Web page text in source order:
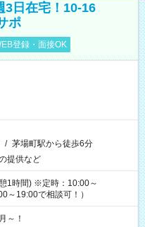
3日在宅！10-16
ポ
登録・面接OK
/ 茅場町駅から徒歩6分
提供など
1時間) ※定時：10:00～
～19:00で相談可！）
～！